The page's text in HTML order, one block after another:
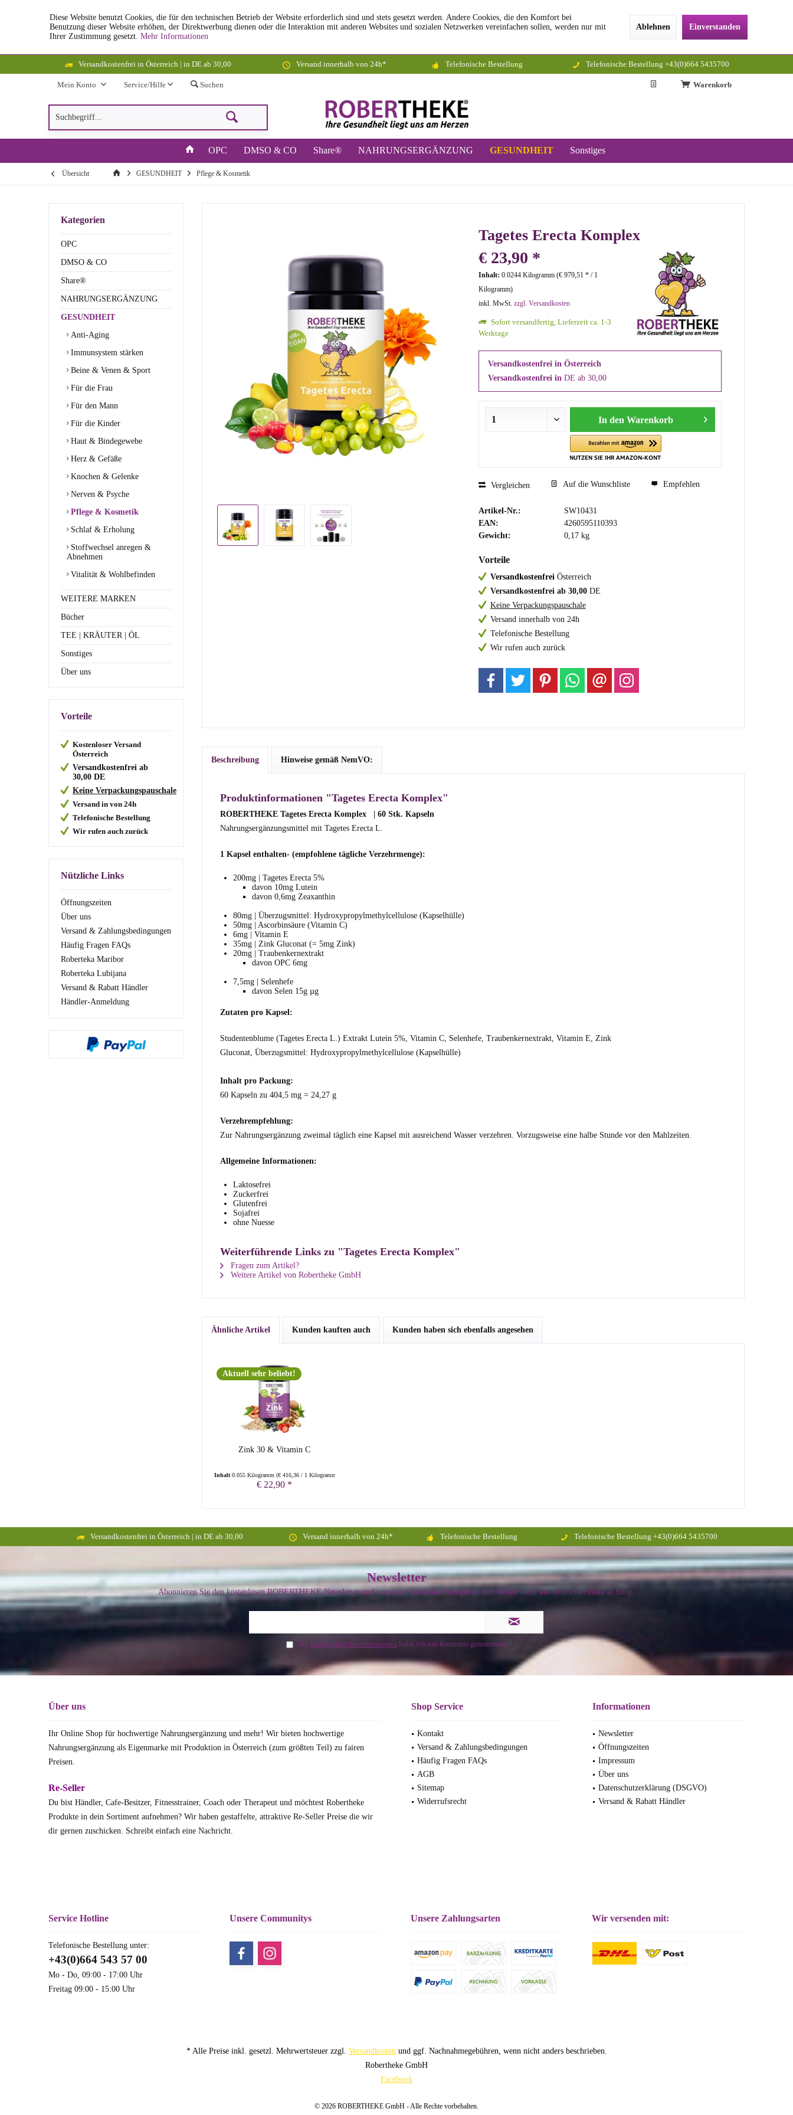
Diese Website benutzt Cookies, die für den technischen Betrieb der Website erforderlich sind und stets gesetzt werden. Andere Cookies, die den Komfort bei
Benutzung dieser Website erhöhen, der Direktwerbung dienen oder die Interaktion mit anderen Websites und sozialen Netzwerken vereinfachen sollen, werden nur mit
Ihrer Zustimmung gesetzt. Mehr Informationen
Ablehnen Einverstanden
Versandkostenfrei in Österreich | in DE ab 30,00 Versand innerhalb von 24h* Telefonische Bestellung Telefonische Bestellung +43(0)664 5435700
Warenkorb
Mein Konto Service/Hilfe Suchen
OPC DMSO & CO Share® NAHRUNGSERGÄNZUNG GESUNDHEIT Sonstiges
Übersicht GESUNDHEIT Pflege & Kosmetik
Kategorien
OPC
DMSO & CO
Share®
NAHRUNGSERGÄNZUNG
GESUNDHEIT
Anti-Aging
Immunsystem stärken
Beine & Venen & Sport
Für die Frau
Für den Mann
Für die Kinder
Haut & Bindegewebe
Herz & Gefäße
Knochen & Gelenke
Nerven & Psyche
Pflege & Kosmetik
Schlaf & Erholung
Stoffwechsel anregen &
Abnehmen
Vitalität & Wohlbefinden
WEITERE MARKEN
Bücher
TEE | KRÄUTER | ÖL
Sonstiges
Über uns
Vorteile
Kostenloser Versand
Österreich
Versandkostenfrei ab
30,00 DE
Keine Verpackungspauschale
Versand in von 24h
Telefonische Bestellung
Wir rufen auch zurück
Nützliche Links
Öffnungszeiten
Über uns
Versand & Zahlungsbedingungen
Häufig Fragen FAQs
Roberteka Maribor
Roberteka Lubijana
Versand & Rabatt Händler
Händler-Anmeldung
Tagetes Erecta Komplex
€ 23,90 *
Inhalt: 0.0244 Kilogramm (€ 979,51 * / 1
Kilogramm)
inkl. MwSt. zzgl. Versandkosten
Sofort versandfertig, Lieferzeit ca. 1-3
Werktage
Versandkostenfrei in Österreich
Versandkostenfrei in DE ab 30,00
In den Warenkorb
Vergleichen Auf die Wunschliste Empfehlen
Artikel-Nr.:
SW10431
EAN:
4260595110393
Gewicht:
0,17 kg
Vorteile
Versandkostenfrei Österreich
Versandkostenfrei ab 30,00DE
Keine Verpackungspauschale
Versand innerhalb von 24h
Telefonische Bestellung
Wir rufen auch zurück
Beschreibung Hinweise gemäß NemVO:
Produktinformationen "Tagetes Erecta Komplex"
ROBERTHEKE Tagetes Erecta Komplex | 60 Stk. Kapseln
Nahrungsergänzungsmittel mit Tagetes Erecta L.
1 Kapsel enthalten- (empfohlene tägliche Verzehrmenge):
200mg | Tagetes Erecta 5%
davon 10mg Lutein
davon 0,6mg Zeaxanthin
80mg | Überzugsmittel: Hydroxypropylmethylcellulose (Kapselhülle)
50mg | Ascorbinsäure (Vitamin C)
6mg | Vitamin E
35mg | Zink Gluconat (= 5mg Zink)
20mg | Traubenkernextrakt
davon OPC 6mg
7,5mg | Selenhefe
davon Selen 15g µg
Zutaten pro Kapsel:
Studentenblume (Tagetes Erecta L.) Extrakt Lutein 5%, Vitamin C, Selenhefe, Traubenkernextrakt, Vitamin E, Zink
Gluconat, Überzugsmittel: Hydroxypropylmethylcellulose (Kapselhülle)
Inhalt pro Packung:
60 Kapseln zu 404,5 mg = 24,27 g
Verzehrempfehlung:
Zur Nahrungsergänzung zweimal täglich eine Kapsel mit ausreichend Wasser verzehren. Vorzugsweise eine halbe Stunde vor den Mahlzeiten.
Allgemeine Informationen:
Laktosefrei
Zuckerfrei
Glutenfrei
Sojafrei
ohne Nuesse
Weiterführende Links zu "Tagetes Erecta Komplex"
Fragen zum Artikel?
Weitere Artikel von Robertheke GmbH
Ähnliche Artikel Kunden kauften auch Kunden haben sich ebenfalls angesehen
Aktuell sehr beliebt!
Zink 30 & Vitamin C
Inhalt 0.055 Kilogramm (€ 416,36 / 1 Kilogramm)
€ 22,90 *
Versandkostenfrei in Österreich | in DE ab 30,00 Versand innerhalb von 24h* Telefonische Bestellung Telefonische Bestellung +43(0)664 5435700
Newsletter
Abonnieren Sie den kostenlosen ROBERTHEKE Newsletter und verpassen Sie keine Neuigkeit oder Aktion mehr aus dem robertheke.at Shop.
Die Datenschutzbestimmungen habe ich zur Kenntnis genommen.
Über uns
Ihr Online Shop für hochwertige Nahrungsergänzung und mehr! Wir bieten hochwertige
Nahrungsergänzung als Eigenmarke mit Produktion in Österreich (zum größten Teil) zu fairen
Preisen.
Re-Seller
Du bist Händler, Cafe-Besitzer, Fitnesstrainer, Coach oder Therapeut und möchtest Robertheke
Produkte in dein Sortiment aufnehmen? Wir haben gestaffelte, attraktive Re-Seller Preise die wir
dir gernen zuschicken. Schreibt einfach eine Nachricht.
Shop Service
Kontakt
Versand & Zahlungsbedingungen
Häufig Fragen FAQs
AGB
Sitemap
Widerrufsrecht
Informationen
Newsletter
Öffnungszeiten
Impressum
Über uns
Datenschutzerklärung (DSGVO)
Versand & Rabatt Händler
Service Hotline
Telefonische Bestellung unter:
+43(0)664 543 57 00
Mo - Do, 09:00 - 17:00 Uhr
Freitag 09:00 - 15:00 Uhr
Unsere Communitys Unsere Zahlungsarten Wir versenden mit:
* Alle Preise inkl. gesetzl. Mehrwertsteuer zzgl. Versandkostenund ggf. Nachnahmegebühren, wenn nicht anders beschrieben.
Robertheke GmbH
Facebook
© 2026 ROBERTHEKE GmbH - Alle Rechte vorbehalten.